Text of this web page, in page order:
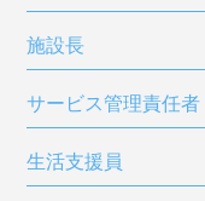
施設長
サービス管理責任者
生活支援員